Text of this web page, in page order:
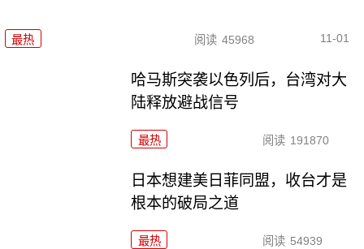
最热 阅读 45968 11-01
哈马斯突袭以色列后，台湾对大
陆释放避战信号
最热 阅读 191870
日本想建美日菲同盟，收台才是
根本的破局之道
最热 阅读 54939